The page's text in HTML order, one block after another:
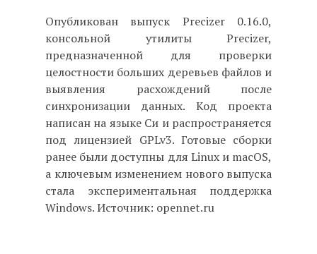
Опубликован выпуск Precizer 0.16.0,
консольной утилиты Precizer,
предназначенной для проверки
целостности больших деревьев файлов и
выявления расхождений после
синхронизации данных. Код проекта
написан на языке Си и распространяется
под лицензией GPLv3. Готовые сборки
ранее были доступны для Linux и macOS,
а ключевым изменением нового выпуска
стала экспериментальная поддержка
Windows. Источник: opennet.ru